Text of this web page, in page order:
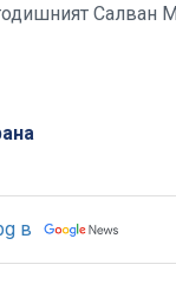
Салван
в